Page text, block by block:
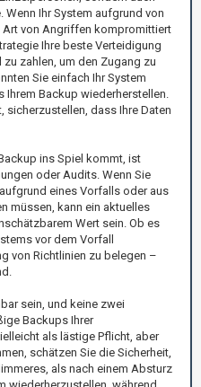
Wenn Ihr System aufgrund von
Art von Angriffen kompromittiert
Ihre beste Verteidigung
zahlen, um den Zugang zu
Sie einfach Ihr System
Backup wiederherstellen.
sicherzustellen, dass Ihre Daten
ins Spiel kommt, ist
oder Audits. Wenn Sie
eines Vorfalls oder aus
müssen, kann ein aktuelles
Wert sein. Ob es
vor dem Vorfall
von Richtlinien zu belegen –
sein, und keine zwei
Backups Ihrer
als lästige Pflicht, aber
schätzen Sie die Sicherheit,
als nach einem Absturz